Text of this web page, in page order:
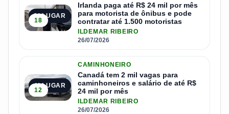
3º LUGAR
18
Irlanda paga até R$ 24 mil por mês
para motorista de ônibus e pode
contratar até 1.500 motoristas
ILDEMAR RIBEIRO
26/07/2026
4º LUGAR
12
CAMINHONEIRO
Canadá tem 2 mil vagas para
caminhoneiros e salário de até R$
24 mil por mês
ILDEMAR RIBEIRO
26/07/2026